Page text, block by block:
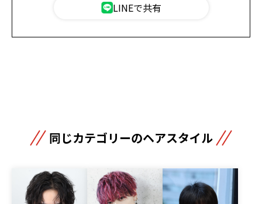
LINEで共有
同じカテゴリーのヘアスタイル